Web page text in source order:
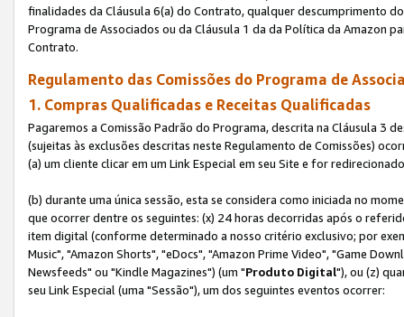
finalidades da Cláusula 6(a) do Contrato, qualquer descumprimento
Programa de Associados ou da Cláusula 1 da da Política da Amazon
Contrato.
Regulamento das Comissões do Programa de
1. Compras Qualificadas e Receitas Qualificadas
Pagaremos a Comissão Padrão do Programa, descrita na Cláusula 3
(sujeitas às exclusões descritas neste Regulamento de Comissões)
(a) um cliente clicar em um Link Especial em seu Site e for
(b) durante uma única sessão, esta se considera como iniciada no
que ocorrer dentre os seguintes: (x) 24 horas decorridas após o
item digital (conforme determinado a nosso critério exclusivo; por
Music", "Amazon Shorts", "eDocs", "Amazon Prime Video", "Game
Newsfeeds" ou "Kindle Magazines") (um "Produto Digital"), ou (z)
seu Link Especial (uma "Sessão"), um dos seguintes eventos ocorrer: